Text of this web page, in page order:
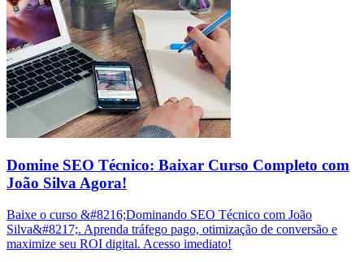
Domine SEO Técnico: Baixar Curso Completo com
João Silva Agora!
Baixe o curso &#8216;Dominando SEO Técnico com João
Silva&#8217;. Aprenda tráfego pago, otimização de conversão e
maximize seu ROI digital. Acesso imediato!